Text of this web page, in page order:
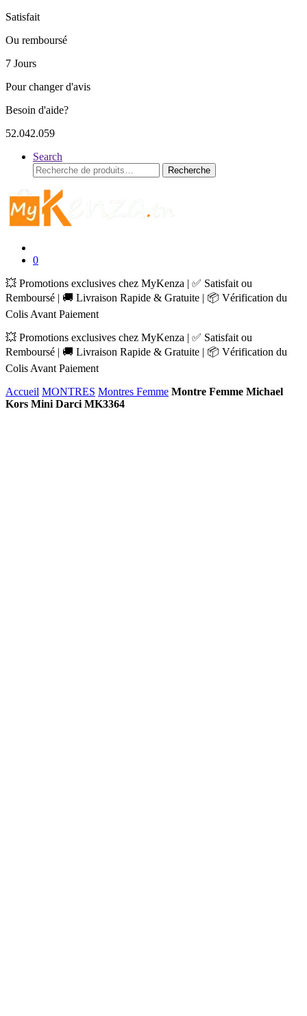
Satisfait
Ou remboursé
7 Jours
Pour changer d'avis
Besoin d'aide?
52.042.059
Search
Recherche
pour :
Recherche
0
💥 Promotions exclusives chez MyKenza | ✅ Satisfait ou
Remboursé | 🚚 Livraison Rapide & Gratuite | 📦 Vérification du
Colis Avant Paiement
💥 Promotions exclusives chez MyKenza | ✅ Satisfait ou
Remboursé | 🚚 Livraison Rapide & Gratuite | 📦 Vérification du
Colis Avant Paiement
Accueil MONTRES Montres Femme Montre Femme Michael
Kors Mini Darci MK3364